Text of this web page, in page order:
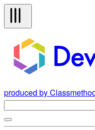
produced by